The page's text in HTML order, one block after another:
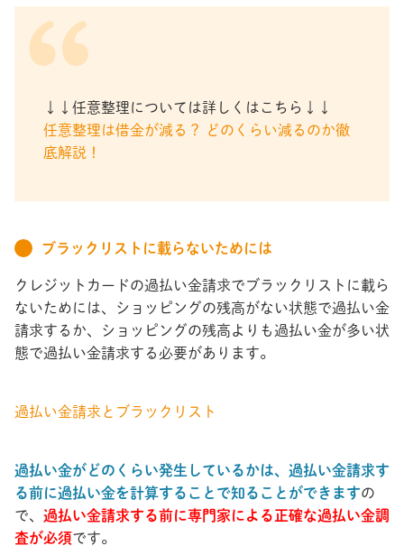
↓↓任意整理については詳しくはこちら↓↓
任意整理は借金が減る？ どのくらい減るのか徹
底解説！
ブラックリストに載らないためには
クレジットカードの過払い金請求でブラックリストに載ら
ないためには、ショッピングの残高がない状態で過払い金
請求するか、ショッピングの残高よりも過払い金が多い状
態で過払い金請求する必要があります。
過払い金請求とブラックリスト
過払い金がどのくらい発生しているかは、過払い金請求す
る前に過払い金を計算することで知ることができますの
で、 過払い金請求する前に専門家による正確な過払い金調
査が必須です。